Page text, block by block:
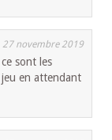
27 novembre 2019
sont les
en attendant